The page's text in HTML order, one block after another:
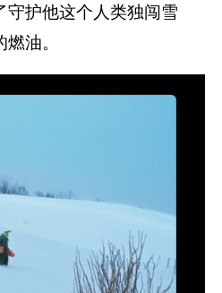
守护他这个人类独闯雪
油。